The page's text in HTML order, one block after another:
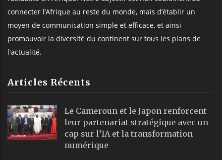
connecter l’Afrique au reste du monde, mais d’établir un
moyen de communication simple et efficace, et ainsi
promouvoir la diversité du continent sur tous les plans de
l'actualité.
Articles Récents
Le Cameroun et le Japon renforcent
leur partenariat stratégique avec un
cap sur l’IA et la transformation
numérique